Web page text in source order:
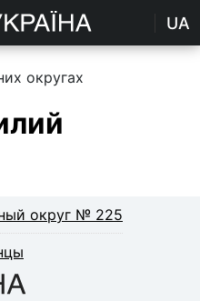
UA
округах
округ № 225